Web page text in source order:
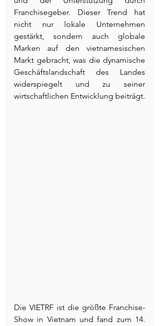
Franchisegeber. Dieser Trend hat
nicht nur lokale Unternehmen
gestärkt, sondern auch globale
Marken auf den vietnamesischen
Markt gebracht, was die dynamische
Geschäftslandschaft des Landes
widerspiegelt und zu seiner
wirtschaftlichen Entwicklung beiträgt.
Die VIETRF ist die größte Franchise-
Show in Vietnam und fand zum 14.